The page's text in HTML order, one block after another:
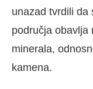
unazad tvrdili da
područja obavlja
minerala,
kamena.